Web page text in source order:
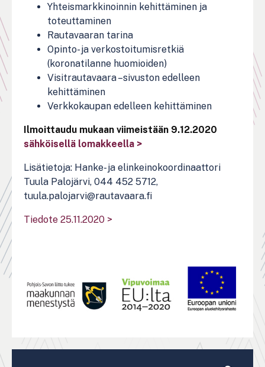
Yhteismarkkinoinnin kehittäminen ja
toteuttaminen
Rautavaaran tarina
Opinto- ja verkostoitumisretkiä
(koronatilanne huomioiden)
Visitrautavaara –sivuston edelleen
kehittäminen
Verkkokaupan edelleen kehittäminen
Ilmoittaudu mukaan viimeistään 9.12.2020
sähköisellä lomakkeella >
Lisätietoja: Hanke- ja elinkeinokoordinaattori
Tuula Palojärvi, 044 452 5712,
tuula.palojarvi@rautavaara.fi
Tiedote 25.11.2020 >